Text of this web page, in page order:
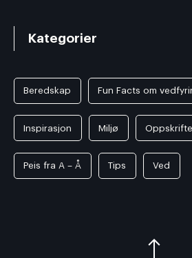
Kategorier
Beredskap Fun Facts om
Inspirasjon Miljø
Peis fra A – Å Tips Ved